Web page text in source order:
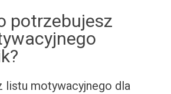
potrzebujesz
listu motywacyjnego dla